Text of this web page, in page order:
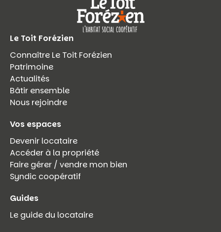
Le Toit Forézien
Connaître Le Toit Forézien
Patrimoine
Actualités
Bâtir ensemble
Nous rejoindre
Vos espaces
Devenir locataire
Accéder à la propriété
Faire gérer / vendre mon bien
Syndic coopératif
Guides
Le guide du locataire